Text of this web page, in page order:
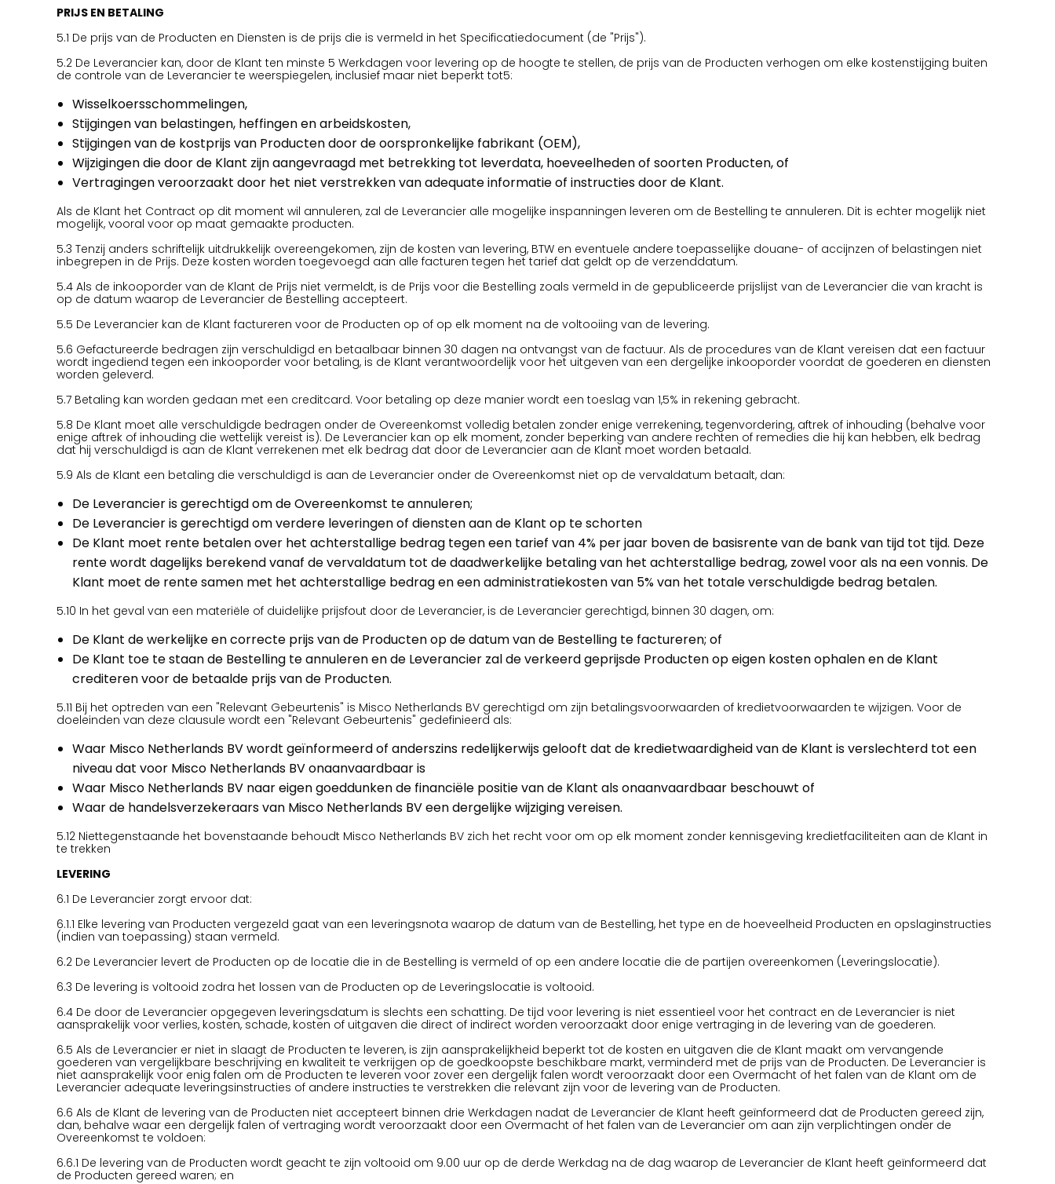
PRIJS EN BETALING
5.1 De prijs van de Producten en Diensten is de prijs die is vermeld in het Specificatiedocument (de "Prijs").
5.2 De Leverancier kan, door de Klant ten minste 5 Werkdagen voor levering op de hoogte te stellen, de prijs van de Producten verhogen om elke kostenstijging buiten
de controle van de Leverancier te weerspiegelen, inclusief maar niet beperkt tot5:
Wisselkoersschommelingen,
Stijgingen van belastingen, heffingen en arbeidskosten,
Stijgingen van de kostprijs van Producten door de oorspronkelijke fabrikant (OEM),
Wijzigingen die door de Klant zijn aangevraagd met betrekking tot leverdata, hoeveelheden of soorten Producten, of
Vertragingen veroorzaakt door het niet verstrekken van adequate informatie of instructies door de Klant.
Als de Klant het Contract op dit moment wil annuleren, zal de Leverancier alle mogelijke inspanningen leveren om de Bestelling te annuleren. Dit is echter mogelijk niet
mogelijk, vooral voor op maat gemaakte producten.
5.3 Tenzij anders schriftelijk uitdrukkelijk overeengekomen, zijn de kosten van levering, BTW en eventuele andere toepasselijke douane- of accijnzen of belastingen niet
inbegrepen in de Prijs. Deze kosten worden toegevoegd aan alle facturen tegen het tarief dat geldt op de verzenddatum.
5.4 Als de inkooporder van de Klant de Prijs niet vermeldt, is de Prijs voor die Bestelling zoals vermeld in de gepubliceerde prijslijst van de Leverancier die van kracht is
op de datum waarop de Leverancier de Bestelling accepteert.
5.5 De Leverancier kan de Klant factureren voor de Producten op of op elk moment na de voltooiing van de levering.
5.6 Gefactureerde bedragen zijn verschuldigd en betaalbaar binnen 30 dagen na ontvangst van de factuur. Als de procedures van de Klant vereisen dat een factuur
wordt ingediend tegen een inkooporder voor betaling, is de Klant verantwoordelijk voor het uitgeven van een dergelijke inkooporder voordat de goederen en diensten
worden geleverd.
5.7 Betaling kan worden gedaan met een creditcard. Voor betaling op deze manier wordt een toeslag van 1,5% in rekening gebracht.
5.8 De Klant moet alle verschuldigde bedragen onder de Overeenkomst volledig betalen zonder enige verrekening, tegenvordering, aftrek of inhouding (behalve voor
enige aftrek of inhouding die wettelijk vereist is). De Leverancier kan op elk moment, zonder beperking van andere rechten of remedies die hij kan hebben, elk bedrag
dat hij verschuldigd is aan de Klant verrekenen met elk bedrag dat door de Leverancier aan de Klant moet worden betaald.
5.9 Als de Klant een betaling die verschuldigd is aan de Leverancier onder de Overeenkomst niet op de vervaldatum betaalt, dan:
De Leverancier is gerechtigd om de Overeenkomst te annuleren;
De Leverancier is gerechtigd om verdere leveringen of diensten aan de Klant op te schorten
De Klant moet rente betalen over het achterstallige bedrag tegen een tarief van 4% per jaar boven de basisrente van de bank van tijd tot tijd. Deze
rente wordt dagelijks berekend vanaf de vervaldatum tot de daadwerkelijke betaling van het achterstallige bedrag, zowel voor als na een vonnis. De
Klant moet de rente samen met het achterstallige bedrag en een administratiekosten van 5% van het totale verschuldigde bedrag betalen.
5.10 In het geval van een materiële of duidelijke prijsfout door de Leverancier, is de Leverancier gerechtigd, binnen 30 dagen, om:
De Klant de werkelijke en correcte prijs van de Producten op de datum van de Bestelling te factureren; of
De Klant toe te staan de Bestelling te annuleren en de Leverancier zal de verkeerd geprijsde Producten op eigen kosten ophalen en de Klant
crediteren voor de betaalde prijs van de Producten.
5.11 Bij het optreden van een "Relevant Gebeurtenis" is Misco Netherlands BV gerechtigd om zijn betalingsvoorwaarden of kredietvoorwaarden te wijzigen. Voor de
doeleinden van deze clausule wordt een "Relevant Gebeurtenis" gedefinieerd als:
Waar Misco Netherlands BV wordt geïnformeerd of anderszins redelijkerwijs gelooft dat de kredietwaardigheid van de Klant is verslechterd tot een
niveau dat voor Misco Netherlands BV onaanvaardbaar is
Waar Misco Netherlands BV naar eigen goeddunken de financiële positie van de Klant als onaanvaardbaar beschouwt of
Waar de handelsverzekeraars van Misco Netherlands BV een dergelijke wijziging vereisen.
5.12 Niettegenstaande het bovenstaande behoudt Misco Netherlands BV zich het recht voor om op elk moment zonder kennisgeving kredietfaciliteiten aan de Klant in
te trekken
LEVERING
6.1 De Leverancier zorgt ervoor dat:
6.1.1 Elke levering van Producten vergezeld gaat van een leveringsnota waarop de datum van de Bestelling, het type en de hoeveelheid Producten en opslaginstructies
(indien van toepassing) staan vermeld.
6.2 De Leverancier levert de Producten op de locatie die in de Bestelling is vermeld of op een andere locatie die de partijen overeenkomen (Leveringslocatie).
6.3 De levering is voltooid zodra het lossen van de Producten op de Leveringslocatie is voltooid.
6.4 De door de Leverancier opgegeven leveringsdatum is slechts een schatting. De tijd voor levering is niet essentieel voor het contract en de Leverancier is niet
aansprakelijk voor verlies, kosten, schade, kosten of uitgaven die direct of indirect worden veroorzaakt door enige vertraging in de levering van de goederen.
6.5 Als de Leverancier er niet in slaagt de Producten te leveren, is zijn aansprakelijkheid beperkt tot de kosten en uitgaven die de Klant maakt om vervangende
goederen van vergelijkbare beschrijving en kwaliteit te verkrijgen op de goedkoopste beschikbare markt, verminderd met de prijs van de Producten. De Leverancier is
niet aansprakelijk voor enig falen om de Producten te leveren voor zover een dergelijk falen wordt veroorzaakt door een Overmacht of het falen van de Klant om de
Leverancier adequate leveringsinstructies of andere instructies te verstrekken die relevant zijn voor de levering van de Producten.
6.6 Als de Klant de levering van de Producten niet accepteert binnen drie Werkdagen nadat de Leverancier de Klant heeft geïnformeerd dat de Producten gereed zijn,
dan, behalve waar een dergelijk falen of vertraging wordt veroorzaakt door een Overmacht of het falen van de Leverancier om aan zijn verplichtingen onder de
Overeenkomst te voldoen:
6.6.1 De levering van de Producten wordt geacht te zijn voltooid om 9.00 uur op de derde Werkdag na de dag waarop de Leverancier de Klant heeft geïnformeerd dat
de Producten gereed waren; en